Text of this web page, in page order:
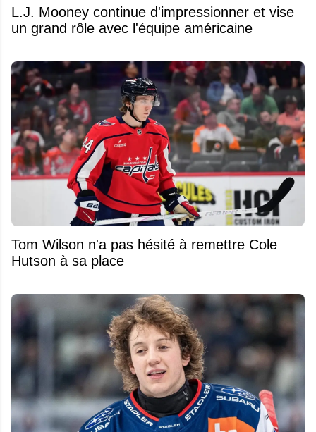
L.J. Mooney continue d'impressionner et vise
un grand rôle avec l'équipe américaine
Tom Wilson n'a pas hésité à remettre Cole
Hutson à sa place